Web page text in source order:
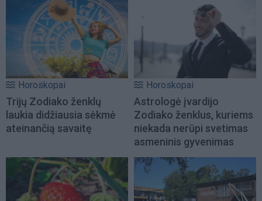
Horoskopai
Trijų Zodiako ženklų
laukia didžiausia sėkmė
ateinančią savaitę
Horoskopai
Astrologė įvardijo
Zodiako ženklus, kuriems
niekada nerūpi svetimas
asmeninis gyvenimas